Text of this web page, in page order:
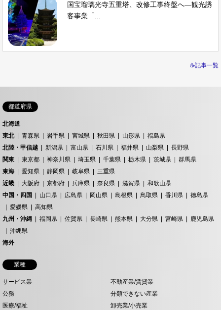
国宝瑠璃光寺五重塔、改修工事終盤へ—観光誘
客事業「...
☕記事一覧
都道府県
北海道
東北
青森県 岩手県 宮城県 秋田県 山形県
福島県
北陸・甲信越
新潟県 富山県 石川県 福井県 山梨県
長野県
関東
東京都 神奈川県 埼玉県 千葉県 栃木県 茨城県
群馬県
東海
愛知県 静岡県 岐阜県
三重県
近畿
大阪府 京都府 兵庫県 奈良県 滋賀県
和歌山県
中国・四国
山口県 広島県 岡山県 島根県 鳥取県 香川県
徳島県
愛媛県
高知県
九州・沖縄
福岡県 佐賀県 長崎県 熊本県 大分県 宮崎県
鹿児島県
沖縄県
海外
業種
サービス業
不動産業/賃貸業
公務
分類できない産業
医療/福祉
卸売業/小売業